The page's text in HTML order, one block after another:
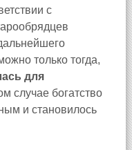
с
только тогда,
для
случае богатство
и становилось